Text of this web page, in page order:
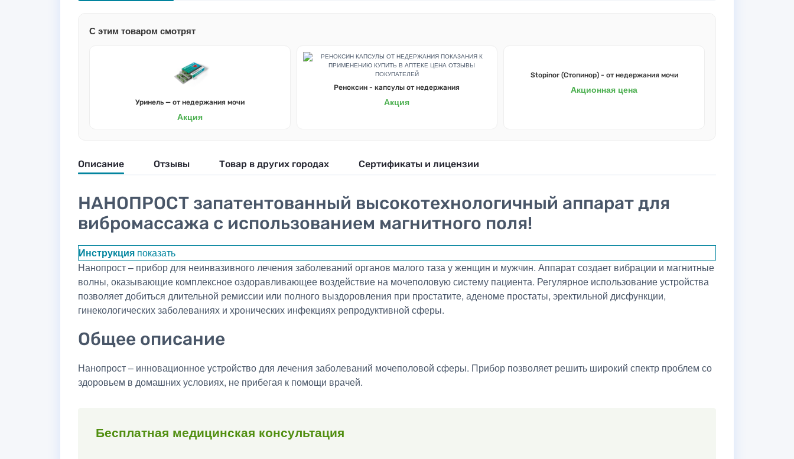
С этим товаром смотрят
Уринель — от недержания мочи
Акция
Реноксин - капсулы от недержания
Акция
Stopinor (Стопинор) - от недержания мочи
Акционная цена
Описание Отзывы Товар в других городах Сертификаты и лицензии
НАНОПРОСТ запатентованный высокотехнологичный аппарат для
вибромассажа с использованием магнитного поля!
Инструкция показать
Нанопрост – прибор для неинвазивного лечения заболеваний органов малого таза у женщин и мужчин. Аппарат создает вибрации и магнитные
волны, оказывающие комплексное оздоравливающее воздействие на мочеполовую систему пациента. Регулярное использование устройства
позволяет добиться длительной ремиссии или полного выздоровления при простатите, аденоме простаты, эректильной дисфункции,
гинекологических заболеваниях и хронических инфекциях репродуктивной сферы.
Общее описание
Нанопрост – инновационное устройство для лечения заболеваний мочеполовой сферы. Прибор позволяет решить широкий спектр проблем со
здоровьем в домашних условиях, не прибегая к помощи врачей.
Бесплатная медицинская консультация